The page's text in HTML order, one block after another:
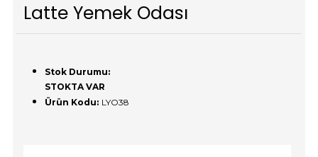
Latte Yemek Odası
Stok Durumu:
STOKTA VAR
Ürün Kodu: LYO38